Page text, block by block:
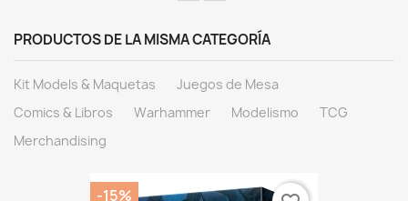
PRODUCTOS DE LA MISMA CATEGORÍA
Kit Models & Maquetas
Juegos de Mesa
Comics & Libros
Warhammer Modelismo
TCG
Merchandising
-15%